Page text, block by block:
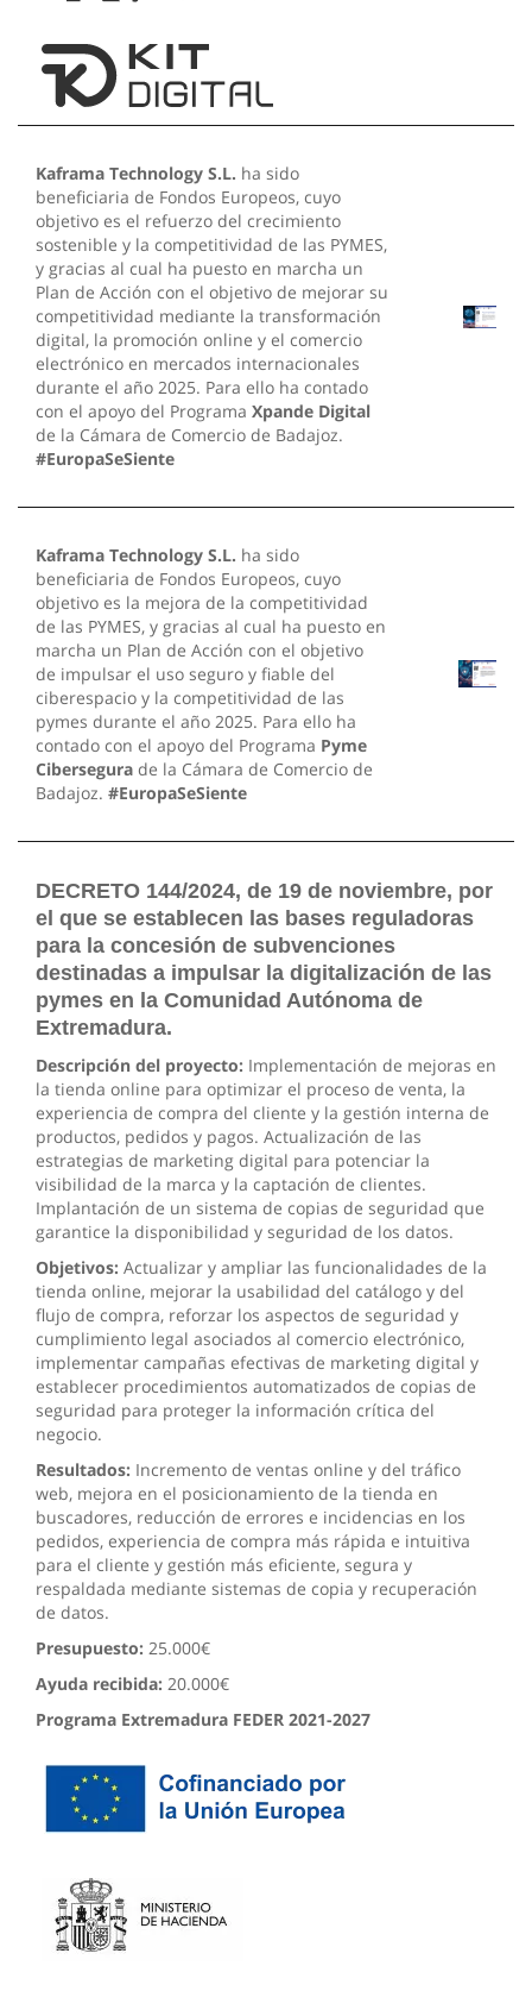
Kaframa Technology S.L. ha sido
beneficiaria de Fondos Europeos, cuyo
objetivo es el refuerzo del crecimiento
sostenible y la competitividad de las PYMES,
y gracias al cual ha puesto en marcha un
Plan de Acción con el objetivo de mejorar su
competitividad mediante la transformación
digital, la promoción online y el comercio
electrónico en mercados internacionales
durante el año 2025. Para ello ha contado
con el apoyo del Programa Xpande Digital
de la Cámara de Comercio de Badajoz.
#EuropaSeSiente
Kaframa Technology S.L. ha sido
beneficiaria de Fondos Europeos, cuyo
objetivo es la mejora de la competitividad
de las PYMES, y gracias al cual ha puesto en
marcha un Plan de Acción con el objetivo
de impulsar el uso seguro y fiable del
ciberespacio y la competitividad de las
pymes durante el año 2025. Para ello ha
contado con el apoyo del Programa Pyme
Cibersegura de la Cámara de Comercio de
Badajoz. #EuropaSeSiente
DECRETO 144/2024, de 19 de noviembre, por
el que se establecen las bases reguladoras
para la concesión de subvenciones
destinadas a impulsar la digitalización de las
pymes en la Comunidad Autónoma de
Extremadura.
Descripción del proyecto: Implementación de mejoras en
la tienda online para optimizar el proceso de venta, la
experiencia de compra del cliente y la gestión interna de
productos, pedidos y pagos. Actualización de las
estrategias de marketing digital para potenciar la
visibilidad de la marca y la captación de clientes.
Implantación de un sistema de copias de seguridad que
garantice la disponibilidad y seguridad de los datos.
Objetivos: Actualizar y ampliar las funcionalidades de la
tienda online, mejorar la usabilidad del catálogo y del
flujo de compra, reforzar los aspectos de seguridad y
cumplimiento legal asociados al comercio electrónico,
implementar campañas efectivas de marketing digital y
establecer procedimientos automatizados de copias de
seguridad para proteger la información crítica del
negocio.
Resultados: Incremento de ventas online y del tráfico
web, mejora en el posicionamiento de la tienda en
buscadores, reducción de errores e incidencias en los
pedidos, experiencia de compra más rápida e intuitiva
para el cliente y gestión más eficiente, segura y
respaldada mediante sistemas de copia y recuperación
de datos.
Presupuesto: 25.000€
Ayuda recibida: 20.000€
Programa Extremadura FEDER 2021-2027